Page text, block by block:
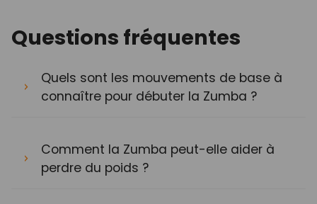
Questions fréquentes
Quels sont les mouvements de base à
connaître pour débuter la Zumba ?
Comment la Zumba peut-elle aider à
perdre du poids ?